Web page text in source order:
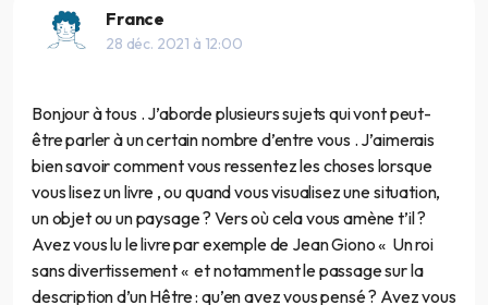
France
28 déc. 2021 à 12:00
Bonjour à tous . J’aborde plusieurs sujets qui vont peut-
être parler à un certain nombre d’entre vous . J’aimerais
bien savoir comment vous ressentez les choses lorsque
vous lisez un livre , ou quand vous visualisez une situation,
un objet ou un paysage ? Vers où cela vous amène t’il ?
Avez vous lu le livre par exemple de Jean Giono « Un roi
sans divertissement « et notamment le passage sur la
description d’un Hêtre : qu’en avez vous pensé ? Avez vous